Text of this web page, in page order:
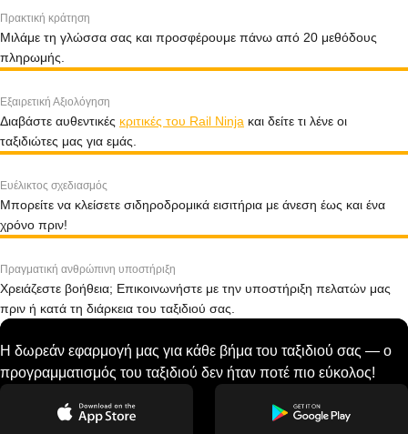
Πρακτική κράτηση
Μιλάμε τη γλώσσα σας και προσφέρουμε πάνω από 20 μεθόδους
πληρωμής.
Εξαιρετική Αξιολόγηση
Διαβάστε αυθεντικές κριτικές του Rail Ninja και δείτε τι λένε οι
ταξιδιώτες μας για εμάς.
Ευέλικτος σχεδιασμός
Μπορείτε να κλείσετε σιδηροδρομικά εισιτήρια με άνεση έως και ένα
χρόνο πριν!
Πραγματική ανθρώπινη υποστήριξη
Χρειάζεστε βοήθεια; Επικοινωνήστε με την υποστήριξη πελατών μας
πριν ή κατά τη διάρκεια του ταξιδιού σας.
Η δωρεάν εφαρμογή μας για κάθε βήμα του ταξιδιού σας — ο
προγραμματισμός του ταξιδιού δεν ήταν ποτέ πιο εύκολος!